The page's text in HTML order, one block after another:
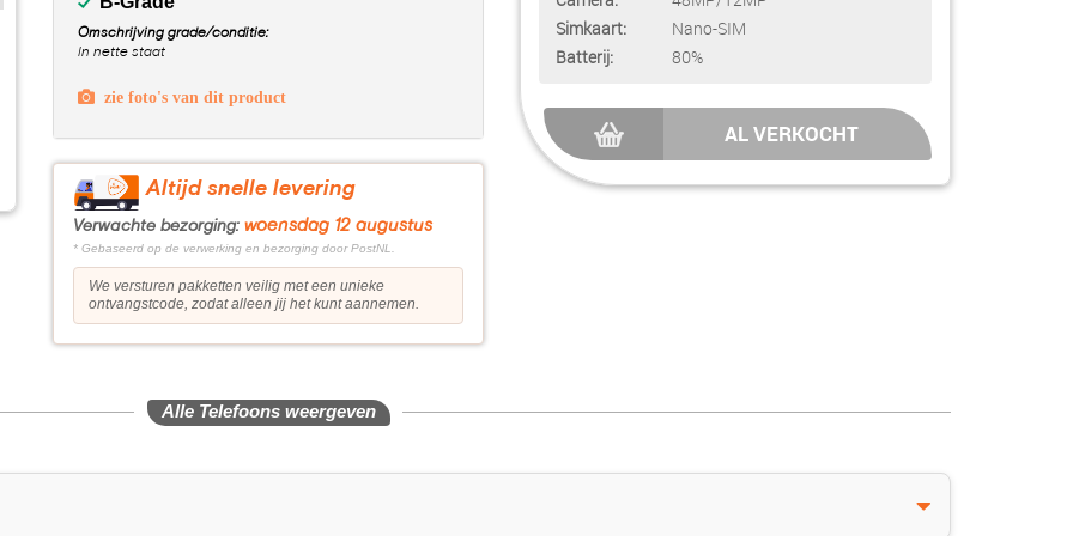
Omschrijving grade/conditie:
In nette staat
zie foto's van dit product
Altijd snelle levering
Verwachte bezorging: woensdag 12 augustus
* Gebaseerd op de verwerking en bezorging door PostNL.
We versturen pakketten veilig met een unieke
ontvangstcode, zodat alleen jij het kunt aannemen.
Simkaart:
Batterij:
Nano-SIM
80%
AL VERKOCHT
Alle Telefoons weergeven